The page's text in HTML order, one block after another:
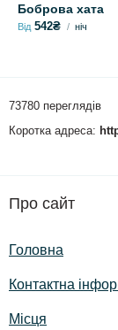
Боброва хата
Від 542₴ ніч
73780 переглядів
Коротка адреса:
Про сайт
Головна
Контактна
Місця